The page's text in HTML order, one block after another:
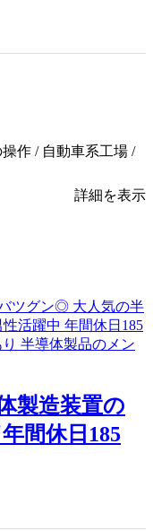
作 / 自動車系工場 /
詳細を表示
製造装置の
間休日185